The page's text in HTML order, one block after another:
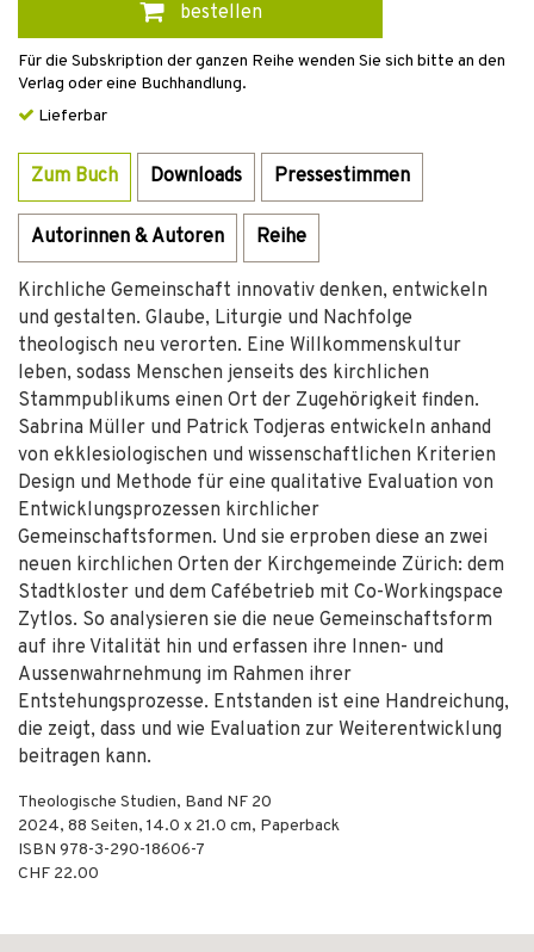
bestellen
Für die Subskription der ganzen Reihe wenden Sie sich bitte an den
Verlag oder eine Buchhandlung.
Lieferbar
Zum Buch Downloads Pressestimmen
Autorinnen & Autoren Reihe
Kirchliche Gemeinschaft innovativ denken, entwickeln
und gestalten. Glaube, Liturgie und Nachfolge
theologisch neu verorten. Eine Willkommenskultur
leben, sodass Menschen jenseits des kirchlichen
Stammpublikums einen Ort der Zugehörigkeit finden.
Sabrina Müller und Patrick Todjeras entwickeln anhand
von ekklesiologischen und wissenschaftlichen Kriterien
Design und Methode für eine qualitative Evaluation von
Entwicklungsprozessen kirchlicher
Gemeinschaftsformen. Und sie erproben diese an zwei
neuen kirchlichen Orten der Kirchgemeinde Zürich: dem
Stadtkloster und dem Cafébetrieb mit Co-Workingspace
Zytlos. So analysieren sie die neue Gemeinschaftsform
auf ihre Vitalität hin und erfassen ihre Innen- und
Aussenwahrnehmung im Rahmen ihrer
Entstehungsprozesse. Entstanden ist eine Handreichung,
die zeigt, dass und wie Evaluation zur Weiterentwicklung
beitragen kann.
Theologische Studien, Band NF 20
2024, 88 Seiten, 14.0 x 21.0 cm, Paperback
ISBN 978-3-290-18606-7
CHF 22.00